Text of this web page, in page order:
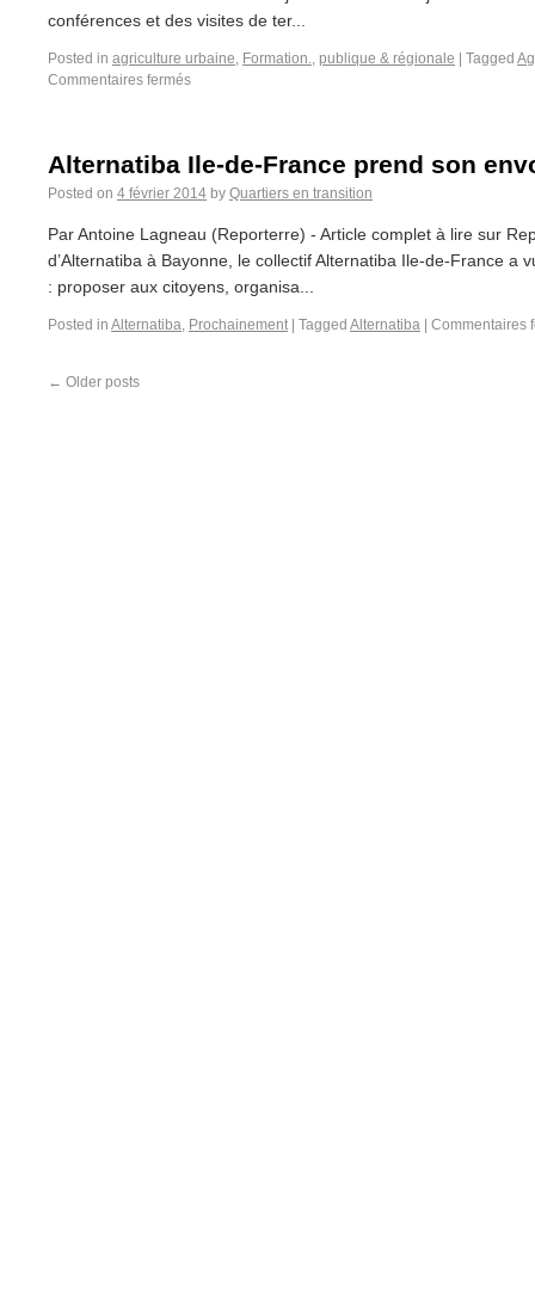
conférences et des visites de ter...
Posted in agriculture urbaine, Formation., publique & régionale Tagged
Commentaires fermés
Alternatiba Ile-de-France prend son
Posted on 4 février 2014 by Quartiers en transition
Par Antoine Lagneau (Reporterre) - Article complet à lire sur
d’Alternatiba à Bayonne, le collectif Alternatiba Ile-de-France a
: proposer aux citoyens, organisa...
Posted in Alternatiba, Prochainement Tagged Alternatiba Commentaires
← Older posts